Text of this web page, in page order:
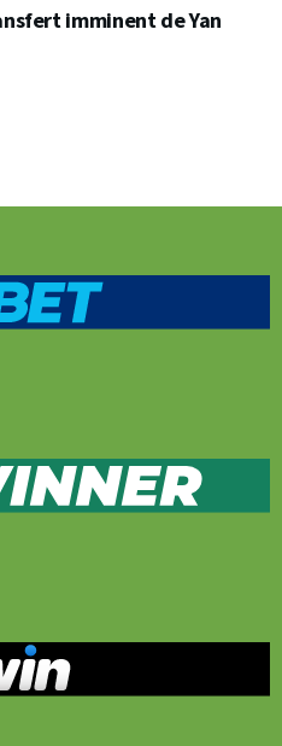
imminent de Yan